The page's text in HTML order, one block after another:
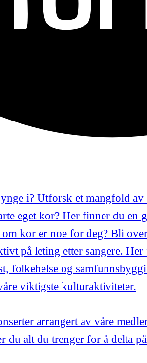
i? Utforsk et mangfold
eget kor? Her finner du en
kor er noe for deg? Bli
på leting etter sangere. Her
folkehelse og
viktigste kulturaktiviteter.
arrangert av våre
du alt du trenger for å delta